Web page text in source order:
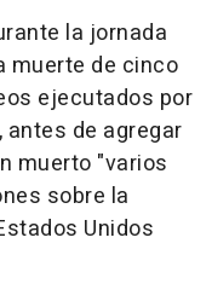
la jornada
muerte de cinco
ejecutados por
de agregar
muerto "varios
sobre la
Unidos